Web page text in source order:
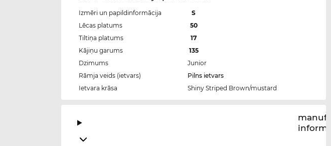
Izmēri un papildinformācija
S
Lēcas platums
50
Tiltiņa platums
17
Kājiņu garums
135
Dzimums
Junior
Rāmja veids (ietvars)
Pilns ietvars
Ietvara krāsa
Shiny Striped Brown/mustard